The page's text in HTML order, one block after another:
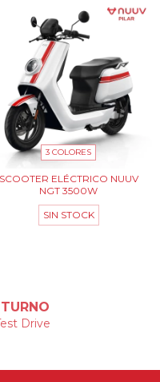
3 COLORES
SCOOTER ELÉCTRICO NUUV
NGT 3500W
SIN STOCK
Drive